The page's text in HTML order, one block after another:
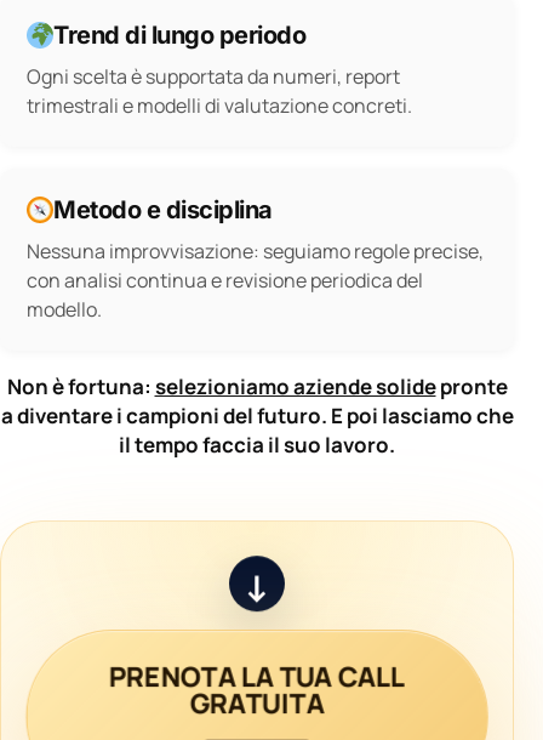
Trend di lungo periodo
Ogni scelta è supportata da numeri, report
trimestrali e modelli di valutazione concreti.
Metodo e disciplina
Nessuna improvvisazione: seguiamo regole precise,
con analisi continua e revisione periodica del
modello.
Non è fortuna: selezioniamo aziende solidepronte
a diventare i campioni del futuro. E poi lasciamo che
il tempo faccia il suo lavoro.
↓
PRENOTA LA TUA CALL
GRATUITA